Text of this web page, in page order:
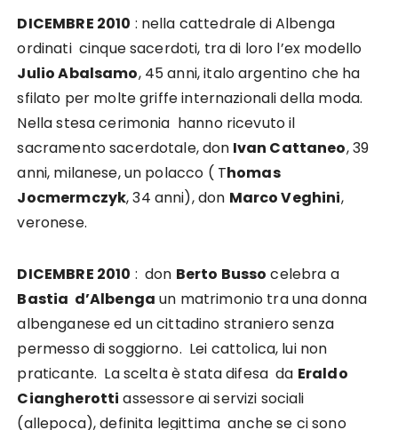
DICEMBRE 2010 : nella cattedrale di Albenga
ordinati cinque sacerdoti, tra di loro l’ex modello
Julio Abalsamo, 45 anni, italo argentino che ha
sfilato per molte griffe internazionali della moda.
Nella stesa cerimonia hanno ricevuto il
sacramento sacerdotale, don Ivan Cattaneo, 39
anni, milanese, un polacco ( Thomas
Jocmermczyk, 34 anni), don Marco Veghini,
veronese.
DICEMBRE 2010 : don Berto Busso celebra a
Bastia d’Albenga un matrimonio tra una donna
albenganese ed un cittadino straniero senza
permesso di soggiorno. Lei cattolica, lui non
praticante. La scelta è stata difesa da Eraldo
Ciangherotti assessore ai servizi sociali
(allepoca), definita legittima anche se ci sono